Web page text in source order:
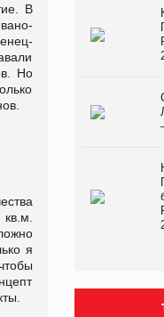
В
Но
я